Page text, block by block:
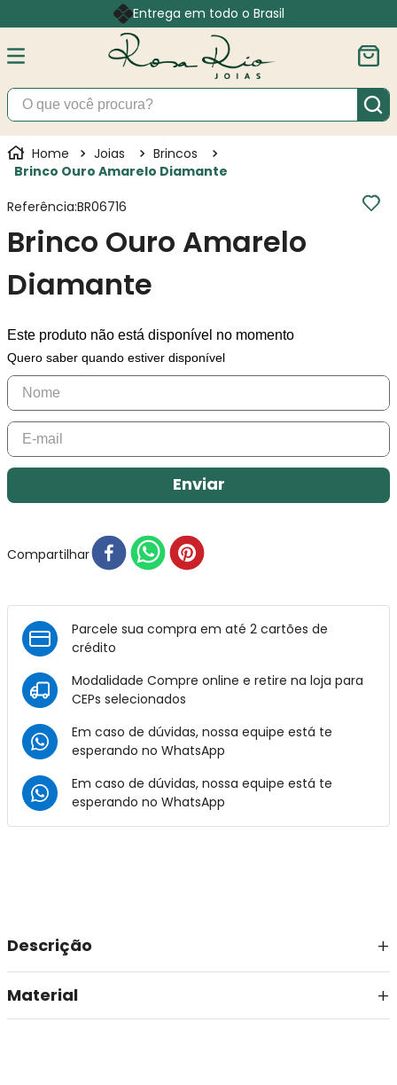
Entrega em todo o Brasil
O que você procura?
Joias
Brincos
Brinco Ouro Amarelo Diamante
Referência:BR06716
Brinco Ouro Amarelo
Diamante
Este produto não está disponível no momento
Quero saber quando estiver disponível
Enviar
Compartilhar
Parcele sua compra em até 2 cartões de
crédito
Modalidade Compre online e retire na loja para
CEPs selecionados
Em caso de dúvidas, nossa equipe está te
esperando no WhatsApp
Em caso de dúvidas, nossa equipe está te
esperando no WhatsApp
Descrição
Material